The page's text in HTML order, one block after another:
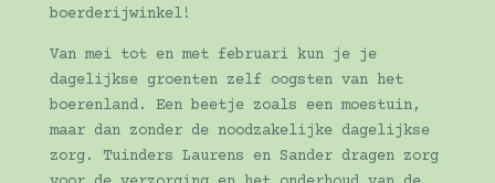
boerderijwinkel!
Van mei tot en met februari kun je je
dagelijkse groenten zelf oogsten van het
boerenland. Een beetje zoals een moestuin,
maar dan zonder de noodzakelijke dagelijkse
zorg. Tuinders Laurens en Sander dragen zorg